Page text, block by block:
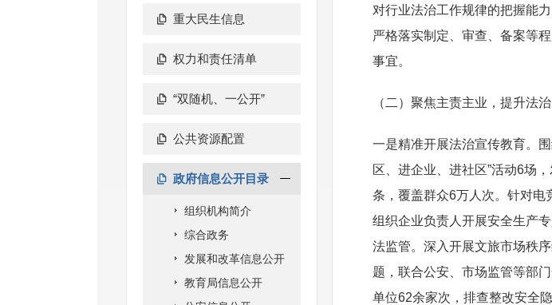
重大民生信息
权力和责任清单
“双随机、一公开”
公共资源配置
政府信息公开目录
组织机构简介
综合政务
发展和改革信息公开
教育局信息公开
对行业法治工作规律的把握能力
严格落实制定、审查、备案等
事宜。
（二）聚焦主责主业，提升法
一是精准开展法治宣传教育。
区、进企业、进社区”活动6场
条，覆盖群众6万人次。针对电
组织企业负责人开展安全生产
法监管。深入开展文旅市场秩
题，联合公安、市场监管等部
单位62余家次，排查整改安全